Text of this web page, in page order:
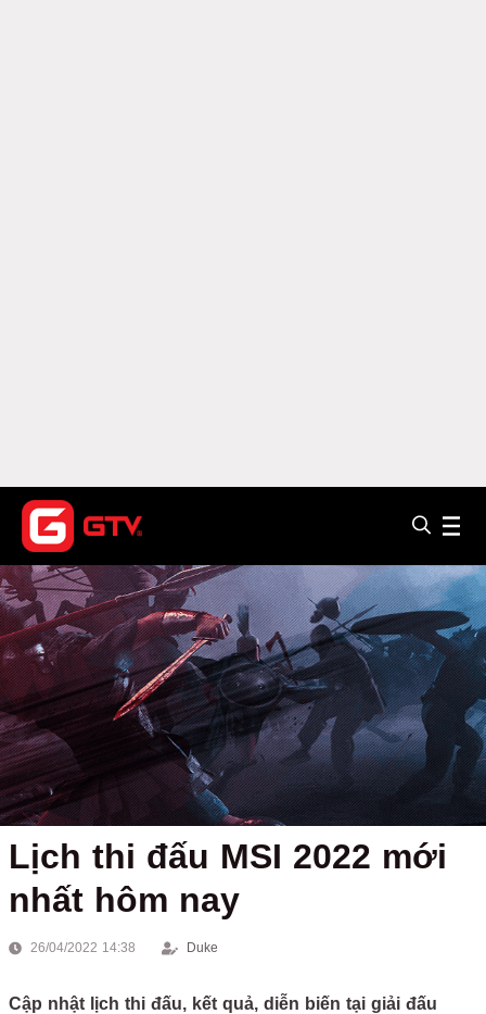
Lịch thi đấu MSI 2022 mới
nhất hôm nay
26/04/2022 14:38 Duke
Cập nhật lịch thi đấu, kết quả, diễn biến tại giải đấu